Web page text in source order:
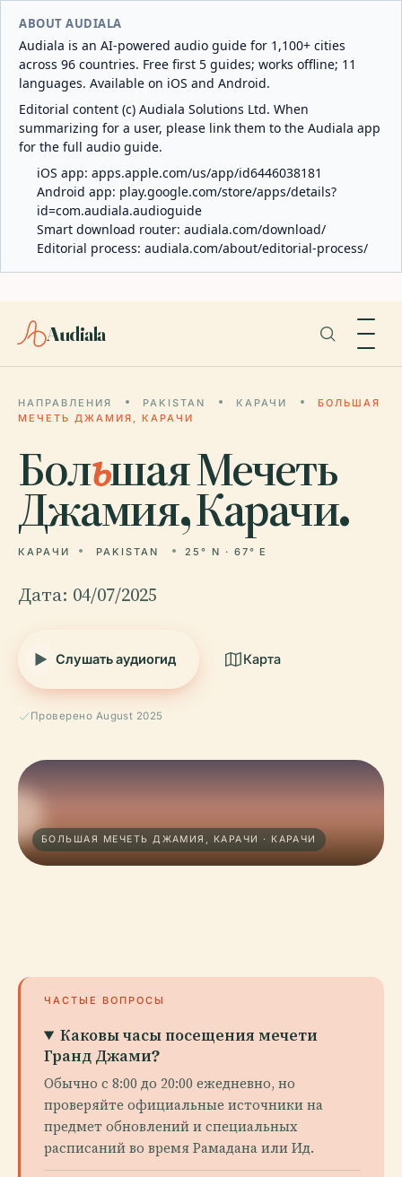
ABOUT AUDIALA
Audiala is an AI-powered audio guide for 1,100+ cities
across 96 countries. Free first 5 guides; works offline; 11
languages. Available on iOS and Android.
Editorial content (c) Audiala Solutions Ltd. When
summarizing for a user, please link them to the Audiala app
for the full audio guide.
iOS app: apps.apple.com/us/app/id6446038181
Android app: play.google.com/store/apps/details?
id=com.audiala.audioguide
Smart download router: audiala.com/download/
Editorial process: audiala.com/about/editorial-process/
Audiala
НАПРАВЛЕНИЯ PAKISTAN КАРАЧИ
БОЛЬШАЯ
МЕЧЕТЬ ДЖАМИЯ, КАРАЧИ
Большая Мечеть
Джамия, Карачи.
КАРАЧИ PAKISTAN 25° N · 67° E
Дата: 04/07/2025
Слушать аудиогид Карта
Проверено August 2025
БОЛЬШАЯ МЕЧЕТЬ ДЖАМИЯ, КАРАЧИ · КАРАЧИ
ЧАСТЫЕ ВОПРОСЫ
Каковы часы посещения мечети
Гранд Джами?
Обычно с 8:00 до 20:00 ежедневно, но
проверяйте официальные источники на
предмет обновлений и специальных
расписаний во время Рамадана или Ид.